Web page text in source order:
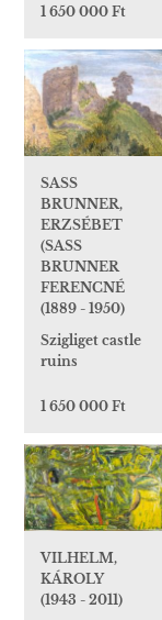
1 650 000 Ft
SASS
BRUNNER,
ERZSÉBET
(SASS
BRUNNER
FERENCNÉ
(1889 - 1950)
Szigliget castle
ruins
1 650 000 Ft
VILHELM,
KÁROLY
(1943 - 2011)